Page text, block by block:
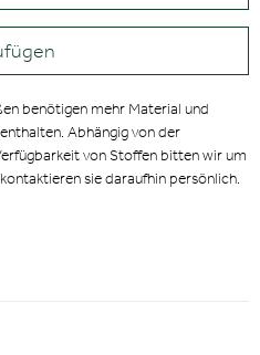
benötigen mehr Material und
Abhängig von der
von Stoffen bitten wir um
sie daraufhin persönlich.